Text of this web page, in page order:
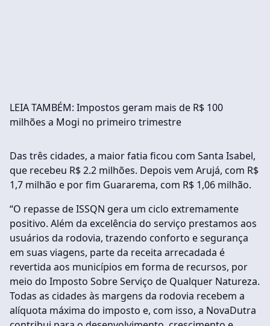
LEIA TAMBÉM: Impostos geram mais de R$ 100
milhões a Mogi no primeiro trimestre
Das três cidades, a maior fatia ficou com Santa Isabel,
que recebeu R$ 2.2 milhões. Depois vem Arujá, com R$
1,7 milhão e por fim Guararema, com R$ 1,06 milhão.
“O repasse de ISSQN gera um ciclo extremamente
positivo. Além da excelência do serviço prestamos aos
usuários da rodovia, trazendo conforto e segurança
em suas viagens, parte da receita arrecadada é
revertida aos municípios em forma de recursos, por
meio do Imposto Sobre Serviço de Qualquer Natureza.
Todas as cidades às margens da rodovia recebem a
alíquota máxima do imposto e, com isso, a NovaDutra